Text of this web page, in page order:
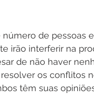
de pessoas
irão interferir na
de não haver
os conflitos
têm suas